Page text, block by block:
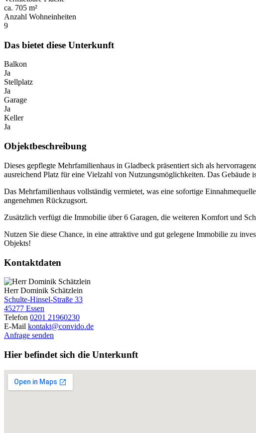
ca. 705 m²
Anzahl Wohneinheiten
9
Das bietet diese Unterkunft
Balkon
Ja
Stellplatz
Ja
Garage
Ja
Keller
Ja
Objektbeschreibung
Dieses gepflegte Mehrfamilienhaus in Gladbeck präsentiert sich als
ausreichend Platz für eine Vielzahl von Nutzungsmöglichkeiten. Das
Das Mehrfamilienhaus vollständig vermietet, was eine sofortige
angenehmen Rückzugsort.
Zusätzlich verfügt die Immobilie über 6 Garagen, die weiteren Komfort und
Nutzen Sie diese Chance, in eine attraktive und gut gelegene Immobilie zu
Objekts!
Kontaktdaten
Herr Dominik Schätzlein
Schulte-Hinsel-Straße 33
45277 Essen
Telefon 0201 21960230
E-Mail kontakt@convido.de
Anfrage senden
Hier befindet sich die Unterkunft